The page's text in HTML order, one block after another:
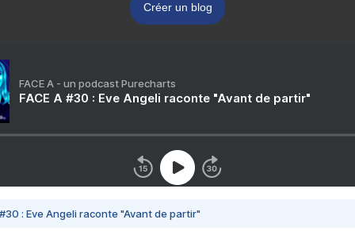
Créer un blog
FACE A - un podcast Purecharts
FACE A #30 : Eve Angeli raconte "Avant de partir"
#30 : Eve Angeli raconte "Avant de partir"